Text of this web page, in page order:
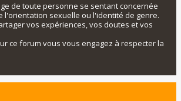
de toute personne se sentant concernée
l'orientation sexuelle ou l'identité de genre.
vos expériences, vos doutes et vos
ce forum vous vous engagez à respecter la